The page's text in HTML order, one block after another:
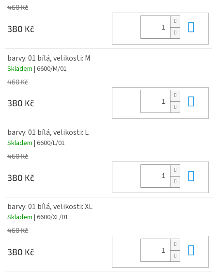
460 Kč
380 Kč
barvy: 01 bílá, velikosti: M
Skladem | 6600/M/01
460 Kč
380 Kč
barvy: 01 bílá, velikosti: L
Skladem | 6600/L/01
460 Kč
380 Kč
barvy: 01 bílá, velikosti: XL
Skladem | 6600/XL/01
460 Kč
380 Kč